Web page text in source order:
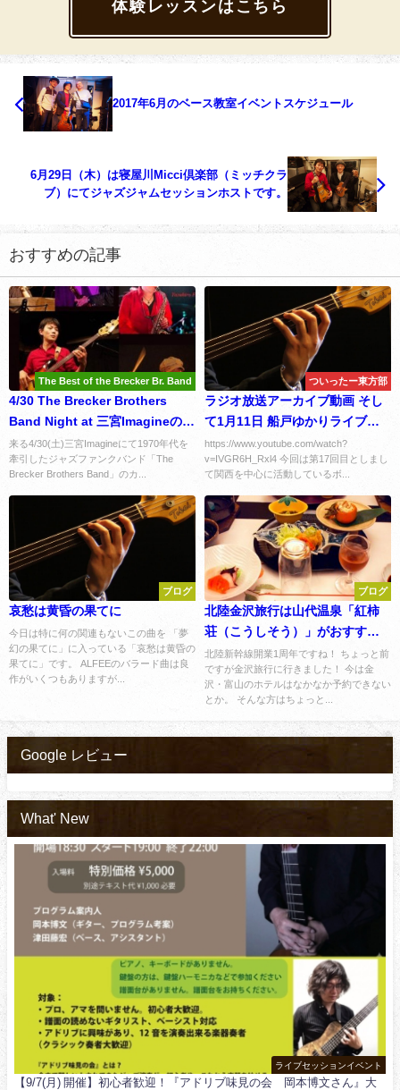
体験レッスンはこちら
2017年6月のベース教室イベントスケジュール
6月29日（木）は寝屋川Micci倶楽部（ミッチクラ
ブ）にてジャズジャムセッションホストです。
おすすめの記事
The Best of the Brecker Br. Band
4/30 The Brecker Brothers
Band Night at 三宮Imagineのお
知らせ
来る4/30(土)三宮Imagineにて1970年代を
牽引したジャズファンクバンド「The
Brecker Brothers Band」のカ...
ついったー東方部
ラジオ放送アーカイブ動画 そし
て1月11日 船戸ゆかりライブの
お知らせ
https://www.youtube.com/watch?
v=IVGR6H_Rxl4 今回は第17回目としまし
て関西を中心に活動しているボ...
ブログ
哀愁は黄昏の果てに
今日は特に何の関連もないこの曲を 「夢
幻の果てに」に入っている「哀愁は黄昏の
果てに」です。 ALFEEのバラード曲は良
作がいくつもありますが...
ブログ
北陸金沢旅行は山代温泉「紅柿
荘（こうしそう）」がおすす
め！
北陸新幹線開業1周年ですね！ ちょっと前
ですが金沢旅行に行きました！ 今は金
沢・富山のホテルはなかなか予約できない
とか。 そんな方はちょっと...
Google レビュー
What' New
ライブセッションイベント
【9/7(月) 開催】初心者歓迎！『アドリブ味見の会 岡本博文さん』大